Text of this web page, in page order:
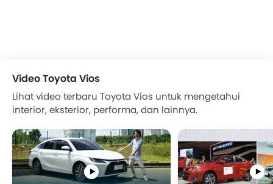
Video Toyota Vios
Lihat video terbaru Toyota Vios untuk mengetahui
interior, eksterior, performa, dan lainnya.